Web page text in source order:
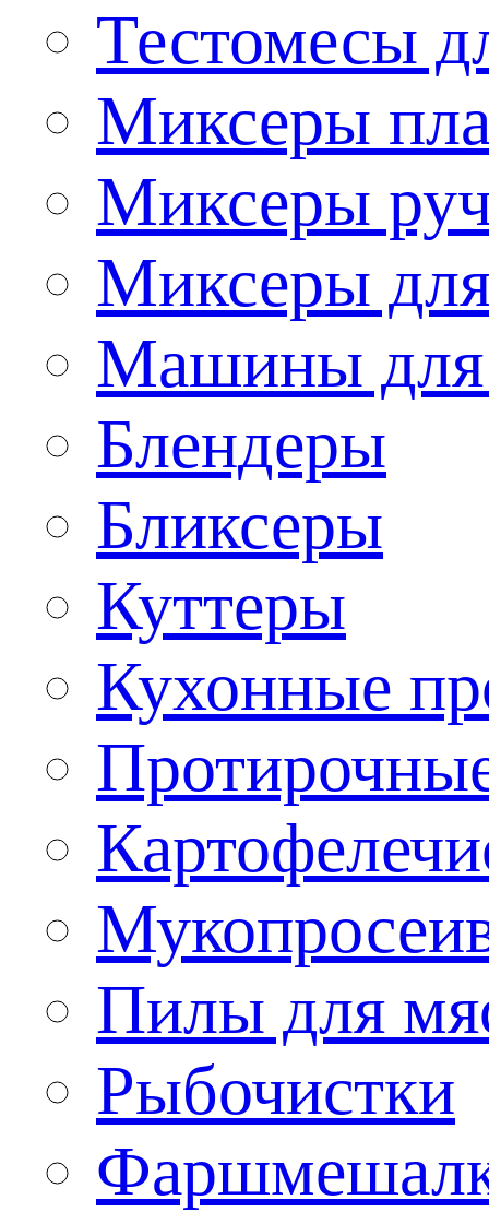
Тестомесы
Миксеры
Миксеры
Миксеры
Машины для
Блендеры
Бликсеры
Куттеры
Кухонные
Пилы для
Рыбочистки